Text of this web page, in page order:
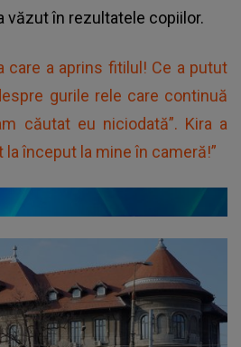
văzut în rezultatele copiilor.
care a aprins fitilul! Ce a putut
gurile rele care continuă
căutat eu niciodată”. Kira a
la început la mine în cameră!”